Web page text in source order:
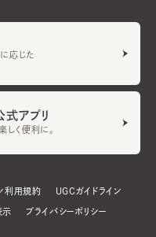
応じた
アプリ
く便利に。
利用規約 UGCガイドライン
示 プライバシーポリシー